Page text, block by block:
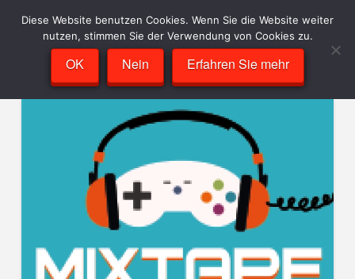
Diese Website benutzen Cookies. Wenn Sie die Website weiter
nutzen, stimmen Sie der Verwendung von Cookies zu.
OK Nein Erfahren Sie mehr